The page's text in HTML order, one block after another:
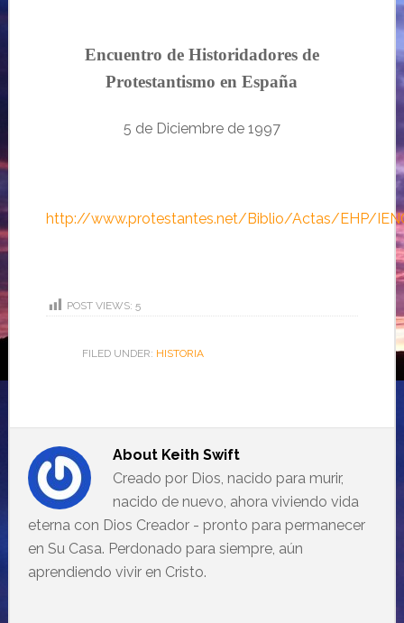
Encuentro de Historidadores de
Protestantismo en España
5 de Diciembre de 1997
http://www.protestantes.net/Biblio/Actas/EHP/
POST VIEWS: 5
FILED UNDER: HISTORIA
About Keith Swift
Creado por Dios, nacido para murir,
nacido de nuevo, ahora viviendo vida
eterna con Dios Creador - pronto para permanecer
en Su Casa. Perdonado para siempre, aún
aprendiendo vivir en Cristo.